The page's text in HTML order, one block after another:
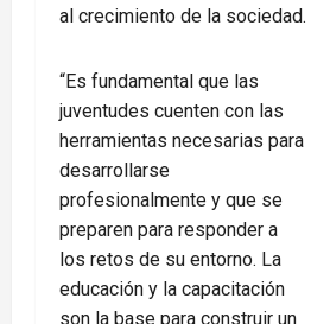
al crecimiento de la sociedad.
“Es fundamental que las
juventudes cuenten con las
herramientas necesarias para
desarrollarse
profesionalmente y que se
preparen para responder a
los retos de su entorno. La
educación y la capacitación
son la base para construir un